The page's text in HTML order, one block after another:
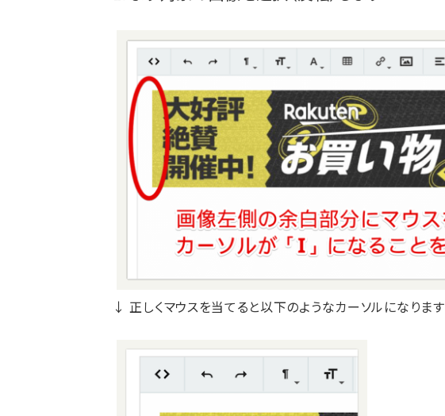
↓ 正しくマウスを当てると以下のようなカーソルになります